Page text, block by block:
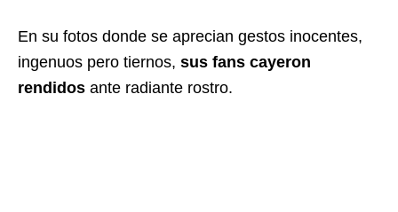
En su fotos donde se aprecian gestos inocentes,
ingenuos pero tiernos, sus fans cayeron
rendidos ante radiante rostro.